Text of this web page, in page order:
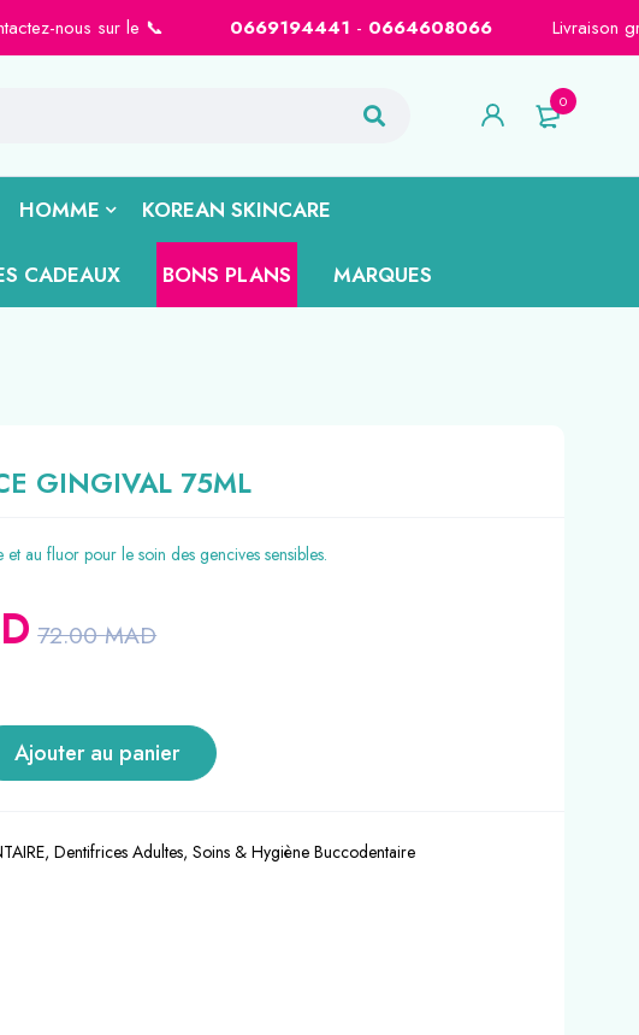
sur le 📞0669194441 -0664608066 Livraison gratuite sur
0
HOMME KOREAN SKINCARE
CADEAUX BONS PLANS MARQUES
GINGIVAL 75ML
au fluor pour le soin des gencives sensibles.
72.00MAD
Ajouter au panier
,Dentifrices Adultes,Soins & Hygiène Buccodentaire